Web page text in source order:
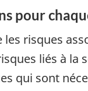
pour
les risques
liés à
qui sont